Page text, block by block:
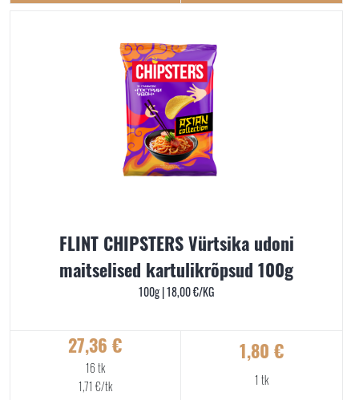
FLINT CHIPSTERS Vürtsika udoni
maitselised kartulikrõpsud 100g
100g |18,00€/KG
27,36€
16 tk
1,71 €/tk
1,80 €
1 tk